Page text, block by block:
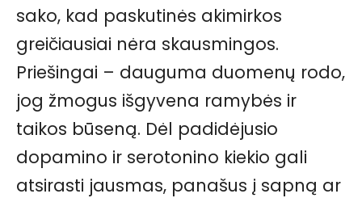
sako, kad paskutinės akimirkos
greičiausiai nėra skausmingos.
Priešingai – dauguma duomenų rodo,
jog žmogus išgyvena ramybės ir
taikos būseną. Dėl padidėjusio
dopamino ir serotonino kiekio gali
atsirasti jausmas, panašus į sapną ar